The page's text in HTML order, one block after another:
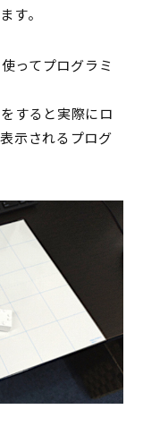
す。
ってプログラミ
すると実際にロ
示されるプログ